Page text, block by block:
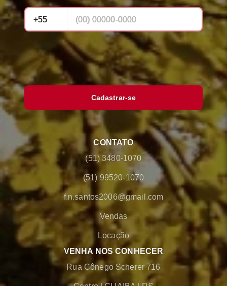
Cadastrar-se
CONTATO
(51) 3480-1070
(51) 99520-1070
f.n.santos2006@gmail.com
Vendas
Locação
VENHA NOS CONHECER
Rua Cônego Scherer 716